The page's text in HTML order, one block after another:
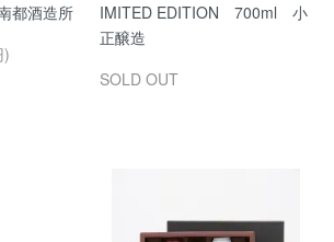
都酒造所
)
IMITED EDITION 700ml 小
正醸造
SOLD OUT